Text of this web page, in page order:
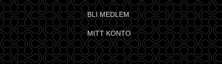
BLI MEDLEM
MITT KONTO